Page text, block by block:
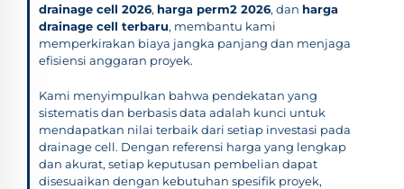
drainage cell 2026, harga perm2 2026, dan harga
drainage cell terbaru, membantu kami
memperkirakan biaya jangka panjang dan menjaga
efisiensi anggaran proyek.
Kami menyimpulkan bahwa pendekatan yang
sistematis dan berbasis data adalah kunci untuk
mendapatkan nilai terbaik dari setiap investasi pada
drainage cell. Dengan referensi harga yang lengkap
dan akurat, setiap keputusan pembelian dapat
disesuaikan dengan kebutuhan spesifik proyek,